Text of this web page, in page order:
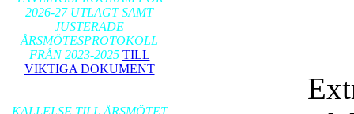
2026-27 UTLAGT SAMT
JUSTERADE
ÅRSMÖTESPROTOKOLL
FRÅN 2023-2025 TILL
VIKTIGA DOKUMENT
KALLELSE TILL ÅRSMÖTET